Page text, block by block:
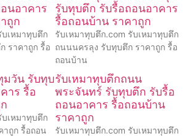
นอาคาร
ถูก
เหมาทุบตึก
ราคาถูก รื้อ
รับทุบตึก รับรื้อถอนอาคาร
รื้อถอนบ้าน ราคาถูก
รับเหมาทุบตึก.com รับเหมาทุบตึก
ถนนนครลุง รับทุบตึก ราคาถูก รื้อ
ถอนบ้าน
มวัน รับทุบ
าร รื้อ
เหมาทุบตึก
ถูก รื้อถอน
รับเหมาทุบตึกถนน
พระจันทร์ รับทุบตึก รับรื้อ
ถอนอาคาร รื้อถอนบ้าน
ราคาถูก
รับเหมาทุบตึก.com รับเหมาทุบตึก